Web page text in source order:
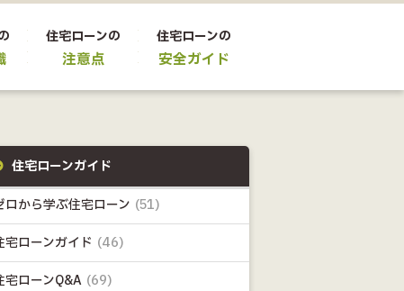
住宅ローンの
注意点
住宅ローンの
安全ガイド
住宅ローンガイド
ロから学ぶ住宅ローン (51)
宅ローンガイド (46)
宅ローンQ&A (69)